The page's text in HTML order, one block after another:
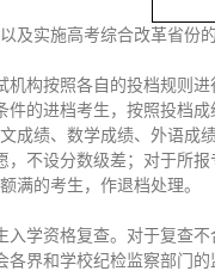
及实施高考综合改革省份
机构按照各自的投档规则
件的进档考生，按照投档
成绩、数学成绩、外语成绩
，不设分数级差；对于所
满的考生，作退档处理。
学资格复查。对于复查
界和学校纪检监察部门的